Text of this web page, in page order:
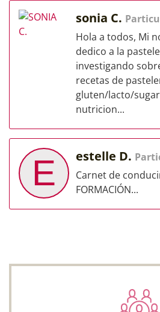
sonia C.
Hola a todos, Mi
dedico a la
investigando
recetas de
gluten/lacto/
nutricion...
E estelle D.
Carnet de
FORMACIÓN...